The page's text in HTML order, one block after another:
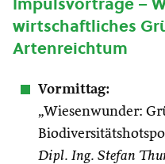
wirtschaftliches
Artenreichtum
Vormittag:
„Wiesenwunder:
Dipl. Ing. Stefan